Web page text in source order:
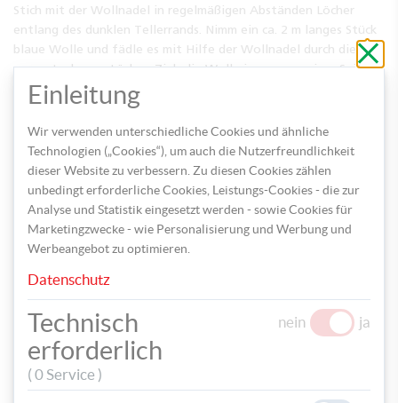
Stich mit der Wollnadel in regelmäßigen Abständen Löcher
entlang des dunklen Tellerrands. Nimm ein ca. 2 m langes Stück
blaue Wolle und fädle es mit Hilfe der Wollnadel durch die
vorgestochenen Löcher. Zieh die Wolle immer von einer Seite
zur anderen, gehe dabei auch gerne durch jedes Loch 2 Mal mit
den Wollfäden, bis ein relativ dichtes Webnetz aus Wolle
entsteht.
Nimm eine Vorlage her oder male selbst ein Tier deiner Wahl
und übertrage das Motiv auf farbiges Tonpapier. Schneide das
ohne
zu
Einleitung
Wir verwenden unterschiedliche Cookies und ähnliche
Technologien („Cookies“), um auch die Nutzerfreundlichkeit
dieser Website zu verbessern. Zu diesen Cookies zählen
unbedingt erforderliche Cookies, Leistungs-Cookies - die zur
Analyse und Statistik eingesetzt werden - sowie Cookies für
Marketingzwecke - wie Personalisierung und Werbung und
Werbeangebot zu optimieren.
Datenschutz
Technisch
erforderlich
( 0 Service )
nein ja